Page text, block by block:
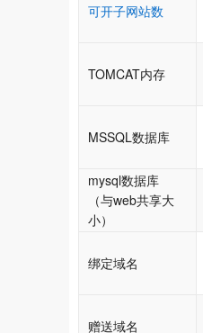
可开子网站数
TOMCAT内存
MSSQL数据库
mysql数据库
（与web共享大
小）
绑定域名
赠送域名